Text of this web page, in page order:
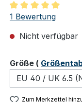
Durchschnittliche
1 Bewertung
Nicht verfügbar
Größeauswählen
(
Zum Merkzettel